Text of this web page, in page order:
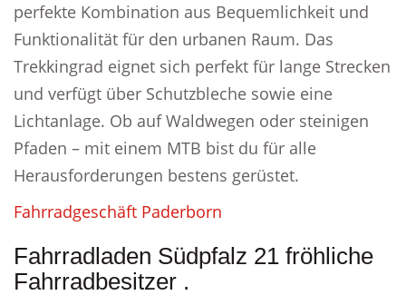
perfekte Kombination aus Bequemlichkeit und
Funktionalität für den urbanen Raum. Das
Trekkingrad eignet sich perfekt für lange Strecken
und verfügt über Schutzbleche sowie eine
Lichtanlage. Ob auf Waldwegen oder steinigen
Pfaden – mit einem MTB bist du für alle
Herausforderungen bestens gerüstet.
Fahrradgeschäft Paderborn
Fahrradladen Südpfalz 21 fröhliche
Fahrradbesitzer .